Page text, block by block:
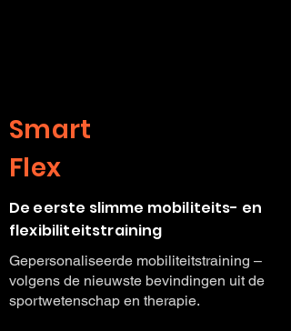
Smart
Flex
De eerste slimme mobiliteits- en
flexibiliteitstraining
Gepersonaliseerde mobiliteitstraining –
volgens de nieuwste bevindingen uit de
sportwetenschap en therapie.